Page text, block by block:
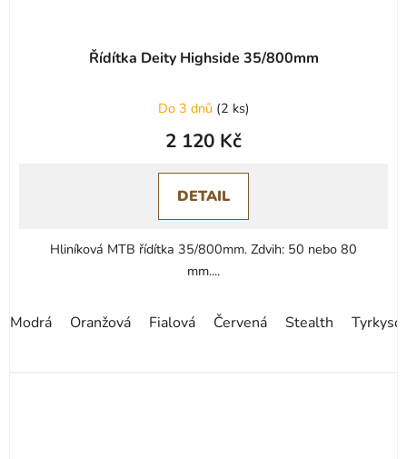
Řídítka Deity Highside 35/800mm
hodnocení
produktu
0,0
z
5
hvězdiček.
Do 3 dnů (2 ks)
2 120 Kč
DETAIL
Hliníková MTB řídítka 35/800mm. Zdvih: 50 nebo 80
mm....
Modrá Oranžová Fialová Červená Stealth